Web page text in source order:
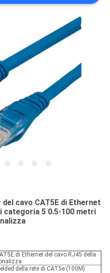
cavo CAT5E di Ethernet
categoria 5 0.5-100 metri
di Ethernet del cavo RJ45 della
della rete di CAT5e (100M)